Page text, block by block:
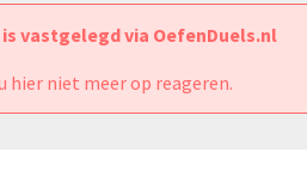
vastgelegd via OefenDuels.nl
hier niet meer op reageren.